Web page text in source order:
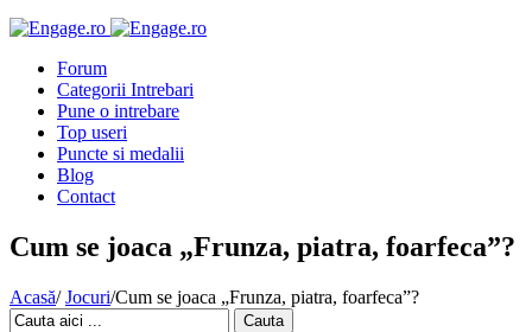
Forum
Categorii Intrebari
Pune o intrebare
Top useri
Puncte si medalii
Blog
Contact
Cum se joaca „Frunza, piatra, foarfeca”?
Acasă/ Jocuri/Cum se joaca „Frunza, piatra, foarfeca”?
Cauta